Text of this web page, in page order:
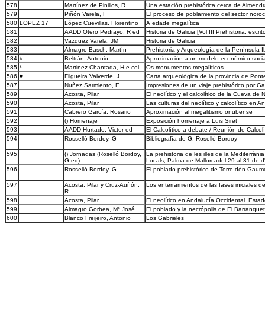
578 Martínez de Pinillos, R
Una estación prehistórica cerca de
579
Piñón Varela, F
El proceso de poblamiento del sector
580 LOPEZ 17 López Cuevillas, Florentino
A edade megalítica
581
AADD Otero Pedrayo, R ed
Historia de Galicia [Vol III Prehistoria,
582
Vazquez Varela, JM
Historia de Galicia
583
Almagro Basch, Martín
Prehistoria y Arqueología de la Península
584 # Beltrán, Antonio
Aproximación a un modelo económico-
585 * Martinez Chantada, H e col.
Os monumentos megalíticos
586 # Filgueira Valverde, J
Carta arqueológica de la provincia de
587
Nuñez Sarmiento, E
Impresiones de un viaje prehistórico por
589
Acosta, Pilar
El neolítico y el calcolítico de la Cueva de
590
Acosta, Pilar
Las culturas del neolítico y calcolítico en
591
Cabrero García, Rosario
Aproximación al megalitismo onubense
592
() Homenaje
Exposición homenaje a Luis Siret
593
AADD Hurtado, Victor ed
El Calcolítico a debate / Reunión de
594
Rosselló Bordoy, G Bibliografía de G. Roselló Bordoy
595
() Jornadas (Roselló Bordoy,
G ed)
La prehistoria de les illes de la
Locals, Palma de Mallorcadel 29 al 31 de
596
Rosselló Bordoy, G. El poblado prehistórico de Torre dén
597
Acosta, Pilar y Cruz-Auñón,
R
Los enterramientos de las fases iniciales
598 Acosta, Pilar
El neolítico en Andalucía Occidental.
599
Almagro Gorbea, Mª José
El poblado y la necrópolis de El
600
Blanco Freijeiro, Antonio Los Gabrieles